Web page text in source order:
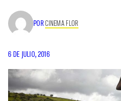
PORCINEMA FLOR
6 DE JULIO, 2016